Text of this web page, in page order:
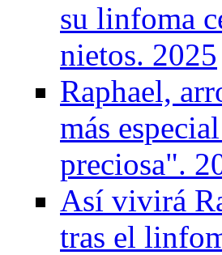
su linfoma
nietos. 2025
Raphael,
más
preciosa".
Así vivirá
tras el